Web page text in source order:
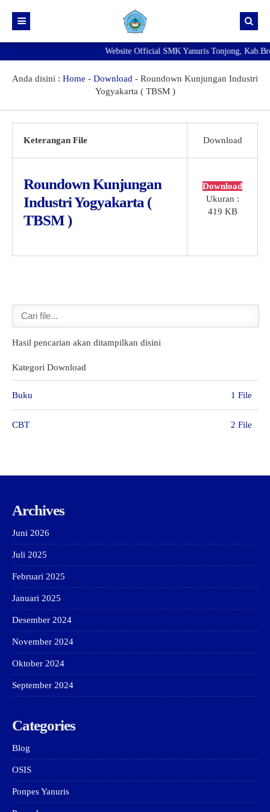
Info Kelulusan
SMK Yanuris Tonjong Masih Membuka Pendaftaran Murid
Baru Tahun Pelajaran 2026/2027
Agenda
Exambrowser
NEW
Fasilitas
Download
Website Official SMK Yanuris Tonjong,
Anda disini : Home - Download - Roundown Kunjungan Industri
Yogyakarta ( TBSM )
Keterangan File Download
Roundown Kunjungan
Industri Yogyakarta (
TBSM )
Download
Ukuran :
419 KB
Hasil pencarian akan ditampilkan disini
Kategori Download
Buku 1 File
CBT 2 File
Archives
Juni 2026
Juli 2025
Februari 2025
Januari 2025
Desember 2024
November 2024
Oktober 2024
September 2024
Categories
Blog
OSIS
Ponpes Yanuris